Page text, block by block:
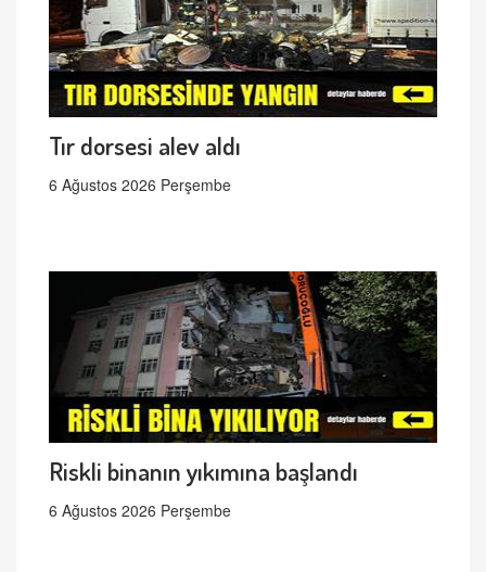
Tır dorsesi alev aldı
6 Ağustos 2026 Perşembe
Riskli binanın yıkımına başlandı
6 Ağustos 2026 Perşembe